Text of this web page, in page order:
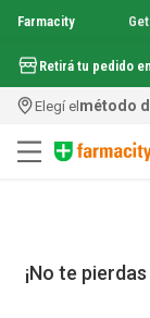
Farmacity
Retirá tu pedido
Elegí elmétodo
¡No te
garnier toque
. mineral 89